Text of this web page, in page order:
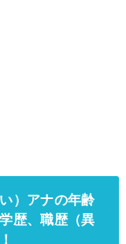
）アナの年齢
歴、職歴（異